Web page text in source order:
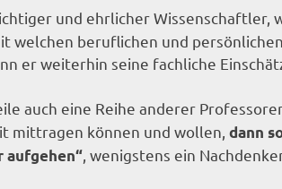
und ehrlicher Wissenschaftler,
welchen beruflichen und persönlichen
er weiterhin seine fachliche
auch eine Reihe anderer
mittragen können und wollen,dann
aufgehen“ , wenigstens ein